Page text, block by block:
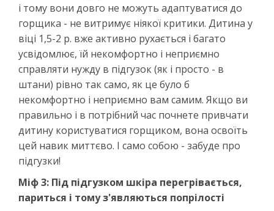
і тому вони довго не можуть адаптуватися до
горщика - не витримує ніякої критики. Дитина у
віці 1,5-2 р. вже активно рухається і багато
усвідомлює, їй некомфортно і неприємно
справляти нужду в підгузок (як і просто - в
штани) рівно так само, як це було б
некомфортно і неприємно вам самим. Якщо ви
правильно і в потрібний час почнете привчати
дитину користуватися горщиком, вона освоїть
цей навик миттєво. І само собою - забуде про
підгузки!
Міф 3: Під підгузком шкіра перегрівається,
париться і тому з'являються попрілості